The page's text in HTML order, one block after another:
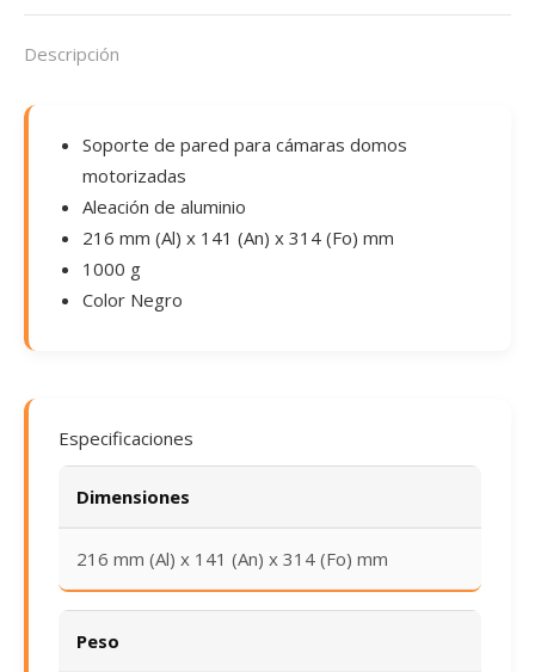
cantidad
Descripción
Soporte de pared para cámaras domos
motorizadas
Aleación de aluminio
216 mm (Al) x 141 (An) x 314 (Fo) mm
1000 g
Color Negro
Especificaciones
Dimensiones
216 mm (Al) x 141 (An) x 314 (Fo) mm
Peso